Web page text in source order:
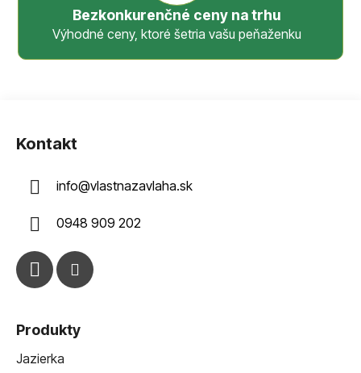
Bezkonkurenčné ceny na trhu
Výhodné ceny, ktoré šetria vašu peňaženku
Kontakt
info@vlastnazavlaha.sk
0948 909 202
Produkty
Jazierka